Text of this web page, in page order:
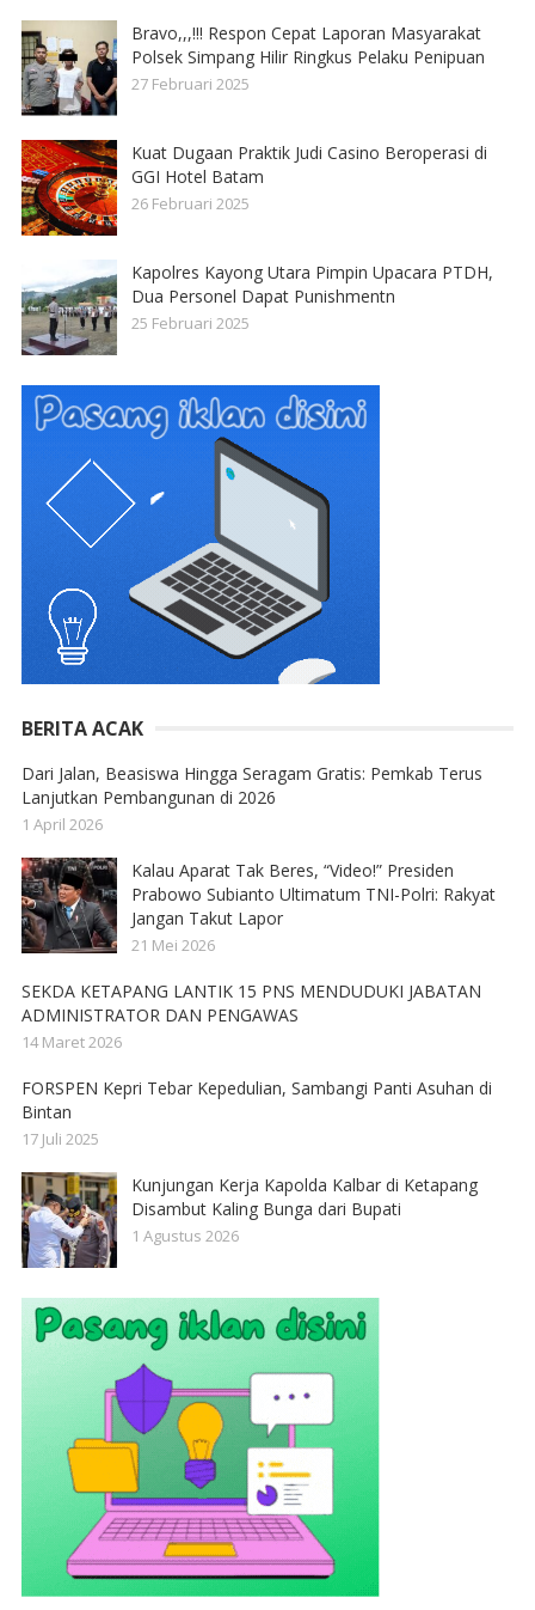
Bravo,,,!!! Respon Cepat Laporan Masyarakat
Polsek Simpang Hilir Ringkus Pelaku Penipuan
27 Februari 2025
Kuat Dugaan Praktik Judi Casino Beroperasi di
GGI Hotel Batam
26 Februari 2025
Kapolres Kayong Utara Pimpin Upacara PTDH,
Dua Personel Dapat Punishmentn
25 Februari 2025
BERITA ACAK
Dari Jalan, Beasiswa Hingga Seragam Gratis: Pemkab Terus
Lanjutkan Pembangunan di 2026
1 April 2026
Kalau Aparat Tak Beres, “Video!” Presiden
Prabowo Subianto Ultimatum TNI-Polri: Rakyat
Jangan Takut Lapor
21 Mei 2026
SEKDA KETAPANG LANTIK 15 PNS MENDUDUKI JABATAN
ADMINISTRATOR DAN PENGAWAS
14 Maret 2026
FORSPEN Kepri Tebar Kepedulian, Sambangi Panti Asuhan di
Bintan
17 Juli 2025
Kunjungan Kerja Kapolda Kalbar di Ketapang
Disambut Kaling Bunga dari Bupati
1 Agustus 2026